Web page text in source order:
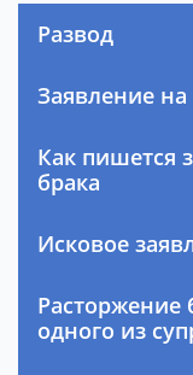
Развод
Заявление на
Как пишется
брака
Исковое
Расторжение
одного из